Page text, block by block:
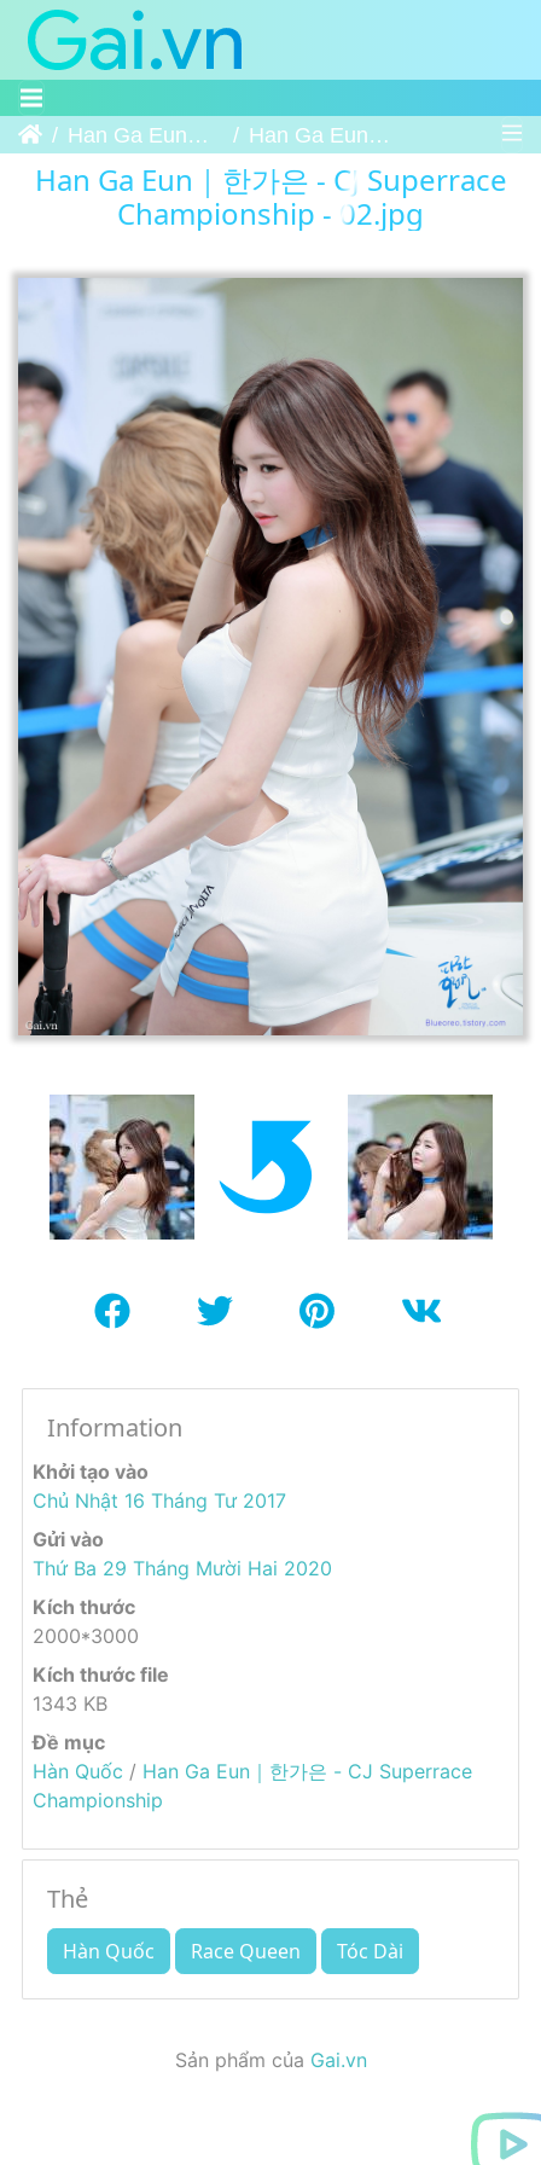
Trang chủHan Ga Eun｜한가은 - CJ Superrace Championship Han Ga Eun｜한가은 - CJ Superrace Championship - 02
Han Ga Eun｜한가은 - CJ Superrace
Championship - 02.jpg
Information
Khởi tạo vào
Chủ Nhật 16 Tháng Tư 2017
Gửi vào
Thứ Ba 29 Tháng Mười Hai 2020
Kích thước
2000*3000
Kích thước file
1343 KB
Đề mục
Hàn Quốc / Han Ga Eun｜한가은 - CJ Superrace
Championship
Thẻ
Hàn Quốc Race Queen Tóc Dài
Sản phẩm của Gai.vn